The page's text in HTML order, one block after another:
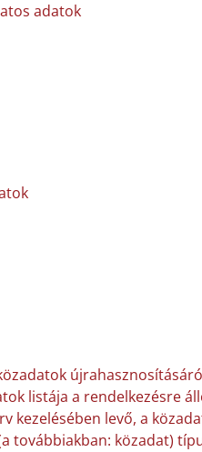
adatok
listája a rendelkezésre
kezelésében levő, a
továbbiakban: közadat)